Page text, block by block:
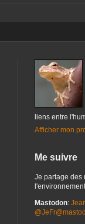
liens entre
Afficher mon
Me suivre
Je partage des
Mastodon: